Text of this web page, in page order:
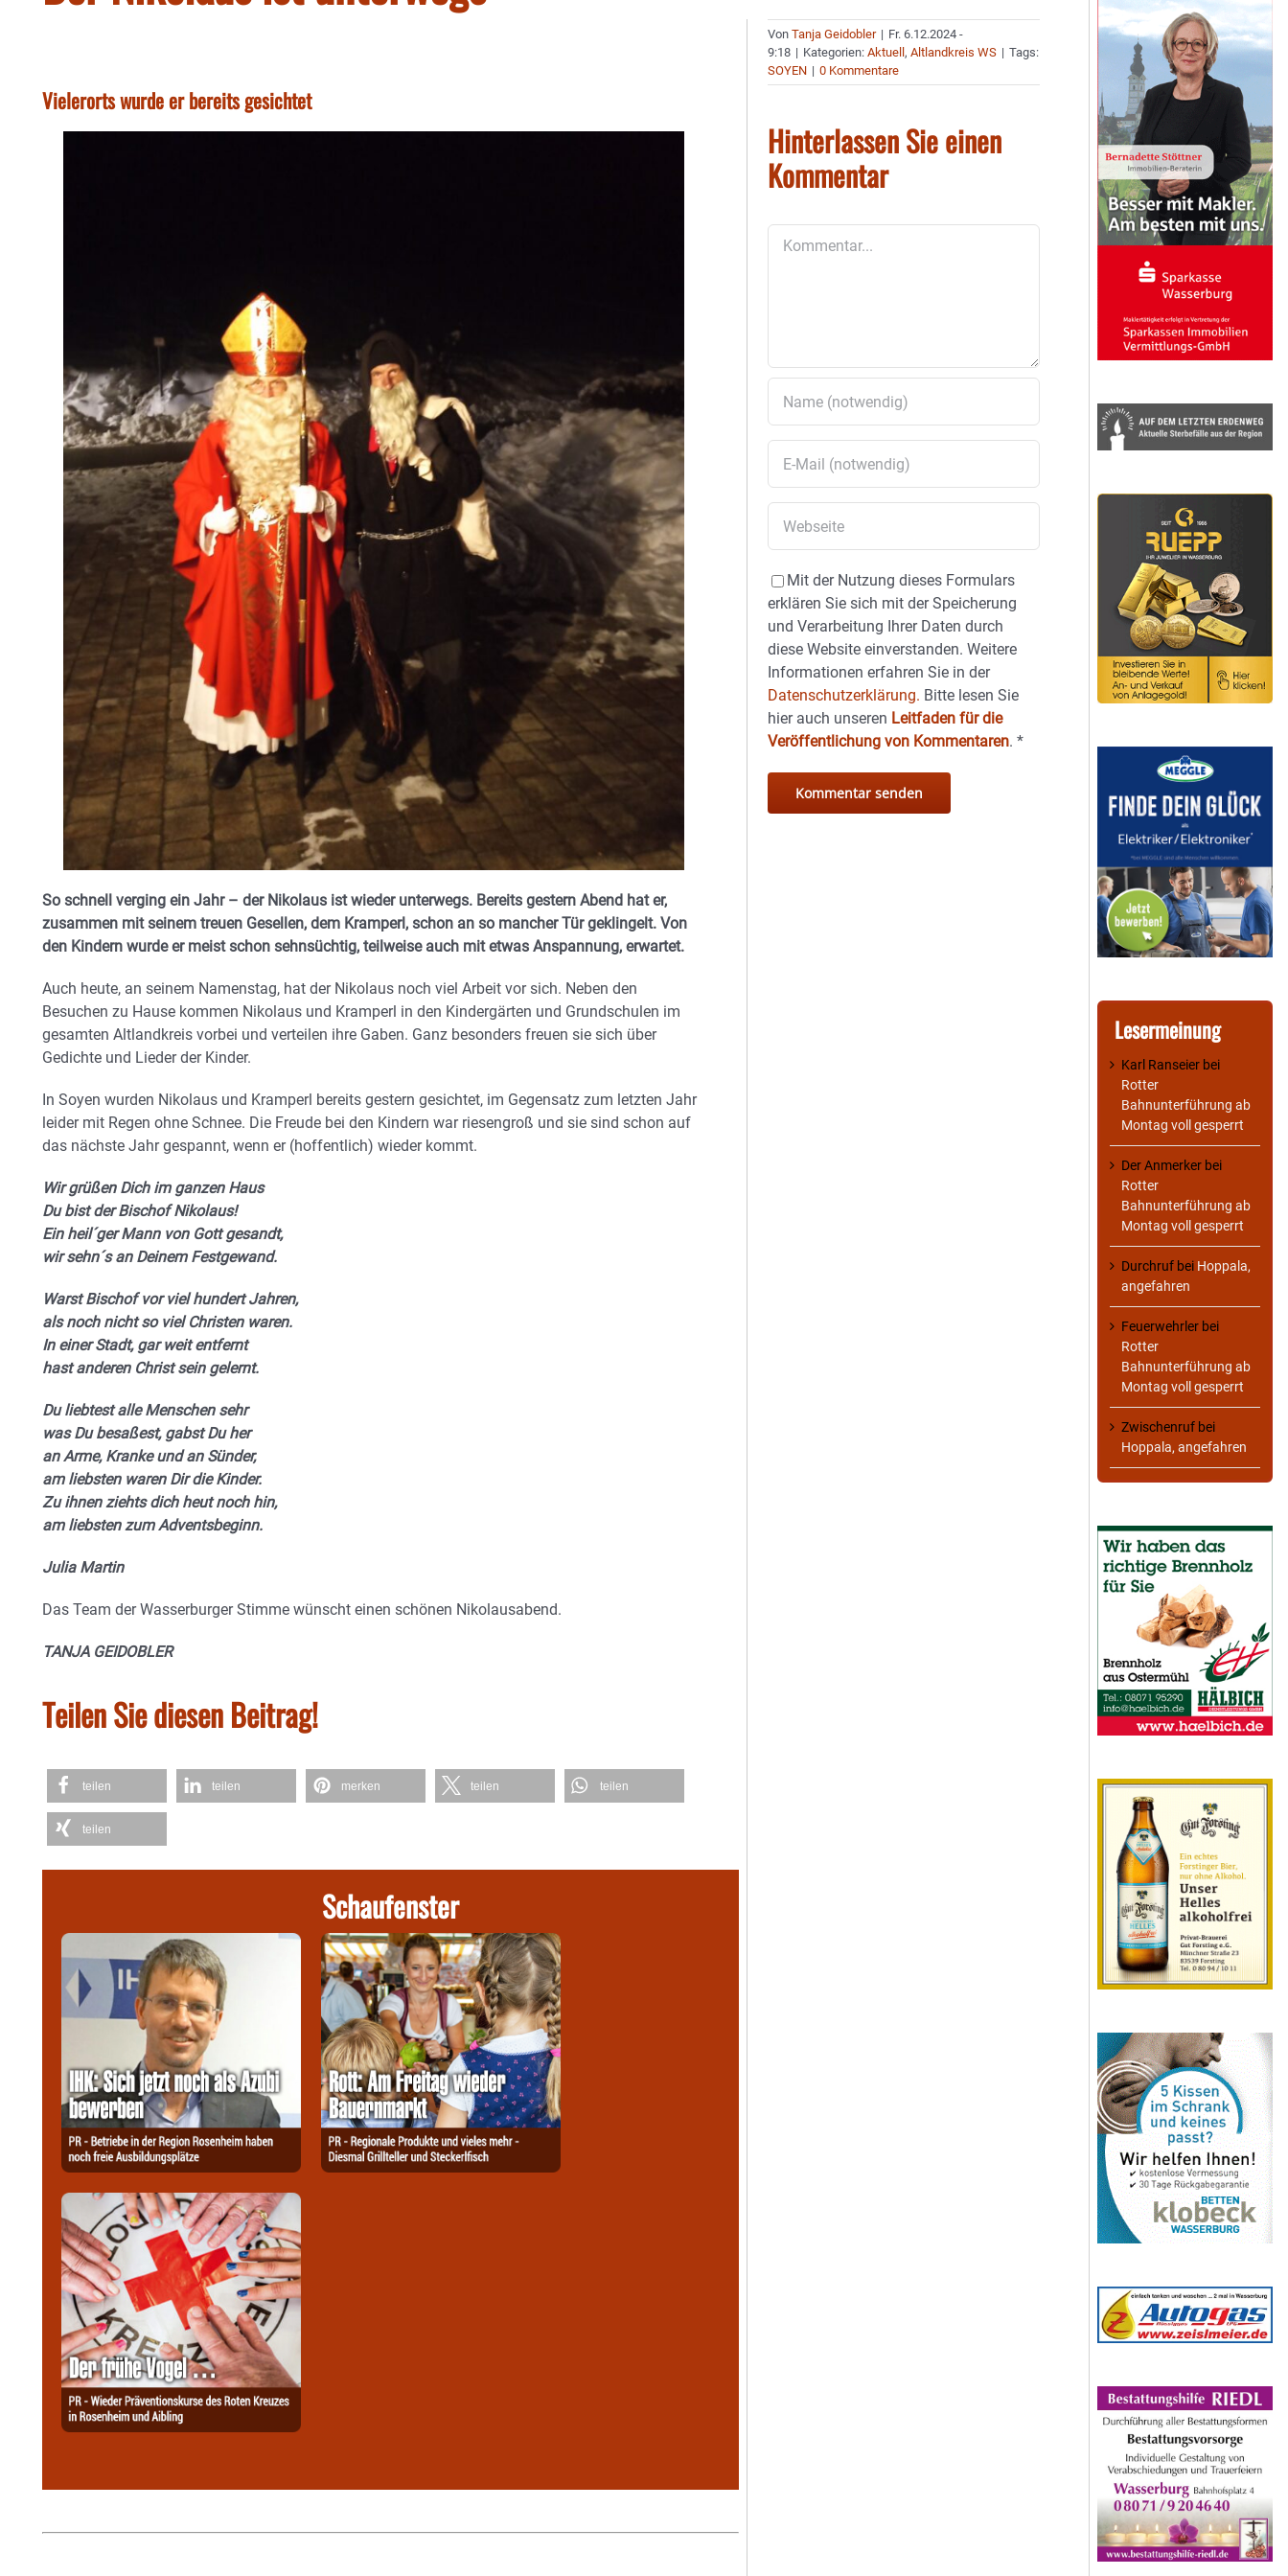
Vielerorts wurde er bereits gesichtet
So schnell verging ein Jahr – der Nikolaus ist wieder unterwegs. Bereits gestern Abend hat er,
zusammen mit seinem treuen Gesellen, dem Kramperl, schon an so mancher Tür geklingelt. Von
den Kindern wurde er meist schon sehnsüchtig, teilweise auch mit etwas Anspannung, erwartet.
Auch heute, an seinem Namenstag, hat der Nikolaus noch viel Arbeit vor sich. Neben den
Besuchen zu Hause kommen Nikolaus und Kramperl in den Kindergärten und Grundschulen im
gesamten Altlandkreis vorbei und verteilen ihre Gaben. Ganz besonders freuen sie sich über
Gedichte und Lieder der Kinder.
In Soyen wurden Nikolaus und Kramperl bereits gestern gesichtet, im Gegensatz zum letzten Jahr
leider mit Regen ohne Schnee. Die Freude bei den Kindern war riesengroß und sie sind schon auf
das nächste Jahr gespannt, wenn er (hoffentlich) wieder kommt.
Wir grüßen Dich im ganzen Haus
Du bist der Bischof Nikolaus!
Ein heil´ger Mann von Gott gesandt,
wir sehn´s an Deinem Festgewand.
Warst Bischof vor viel hundert Jahren,
als noch nicht so viel Christen waren.
In einer Stadt, gar weit entfernt
hast anderen Christ sein gelernt.
Du liebtest alle Menschen sehr
was Du besaßest, gabst Du her
an Arme, Kranke und an Sünder,
am liebsten waren Dir die Kinder.
Zu ihnen ziehts dich heut noch hin,
am liebsten zum Adventsbeginn.
Julia Martin
Das Team der Wasserburger Stimme wünscht einen schönen Nikolausabend.
TANJA GEIDOBLER
Teilen Sie diesen Beitrag!
teilen teilen merken teilen teilen
teilen
Schaufenster
VonTanja Geidobler | Fr. 6.12.2024 -
9:18 | Kategorien:Aktuell,Altlandkreis WS | Tags:
SOYEN | 0 Kommentare
Hinterlassen Sie einen
Kommentar
Mit der Nutzung dieses Formulars
erklären Sie sich mit der Speicherung
und Verarbeitung Ihrer Daten durch
diese Website einverstanden. Weitere
Informationen erfahren Sie in der
Datenschutzerklärung. Bitte lesen Sie
hier auch unseren Leitfaden für die
Veröffentlichung von Kommentaren.*
Lesermeinung
Karl Ranseier bei
Rotter
Bahnunterführung ab
Montag voll gesperrt
Der Anmerker bei
Rotter
Bahnunterführung ab
Montag voll gesperrt
Durchruf bei Hoppala,
angefahren
Feuerwehrler bei
Rotter
Bahnunterführung ab
Montag voll gesperrt
Zwischenruf bei
Hoppala, angefahren